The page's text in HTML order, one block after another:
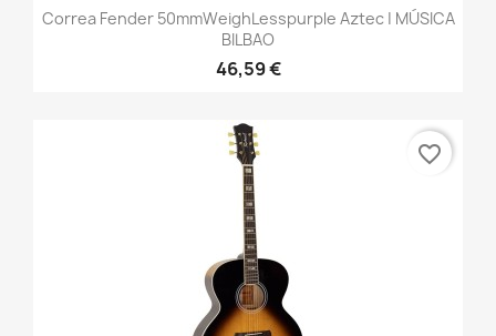
Correa Fender 50mmWeighLesspurple Aztec | MÚSICA
BILBAO
46,59 €
favorite_border